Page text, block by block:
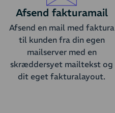
Afsend fakturamail
Afsend en mail med faktura
til kunden fra din egen
mailserver med en
skræddersyet mailtekst og
dit eget fakturalayout.